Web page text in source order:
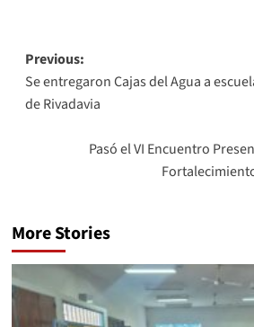
Previous:
Se entregaron Cajas del Agua a
de Rivadavia
Pasó el VI Encuentro
More Stories